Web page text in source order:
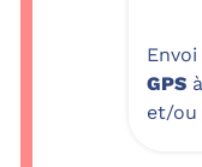
Envoi
GPS
et/ou